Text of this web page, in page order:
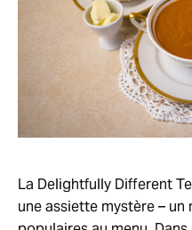
La Delightfully Different
une assiette mystère –